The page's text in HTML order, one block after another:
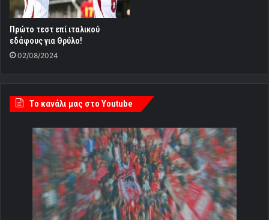
Πρώτο τεστ επί ιταλικού
εδάφους για Θρύλο!
02/08/2024
Tο κανάλι μας στο Youtube